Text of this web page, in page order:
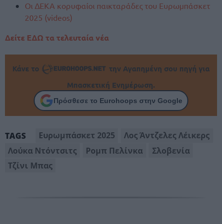
Οι ΔΕΚΑ κορυφαίοι παικταράδες του Ευρωμπάσκετ
2025 (videos)
Δείτε ΕΔΩ τα τελευταία νέα
Κάνε το
την Αγαπημένη σου πηγή για
Μπασκετική Ενημέρωση.
Πρόσθεσε το Eurohoops στην Google
TAGS Ευρωμπάσκετ 2025
Λος Άντζελες Λέικερς
Λούκα Ντόντσιτς
Ρομπ Πελίνκα
Σλοβενία
Τζίνι Μπας